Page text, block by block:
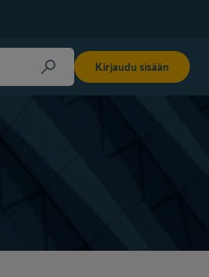
Kirjaudu sisään